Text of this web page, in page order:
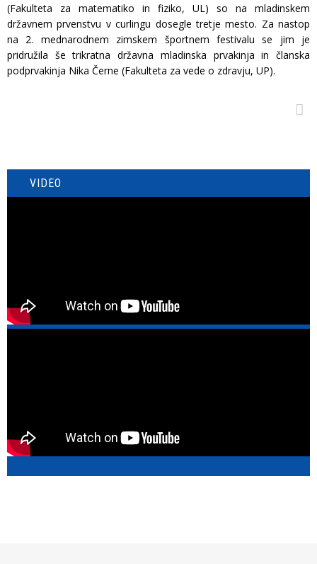
(Fakulteta za matematiko in fiziko, UL) so na mladinskem
državnem prvenstvu v curlingu dosegle tretje mesto. Za nastop
na 2. mednarodnem zimskem športnem festivalu se jim je
pridružila še trikratna državna mladinska prvakinja in članska
podprvakinja Nika Černe (Fakulteta za vede o zdravju, UP).
VIDEO